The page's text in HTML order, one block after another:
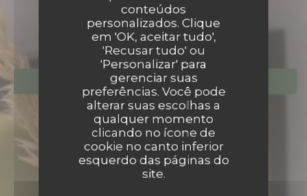
conteúdos
personalizados. Clique
em 'OK, aceitar tudo',
'Recusar tudo' ou
'Personalizar' para
gerenciar suas
preferências. Você pode
alterar suas escolhas a
qualquer momento
clicando no ícone de
cookie no canto inferior
esquerdo das páginas do
site.
LE BISTROT DE LA
|ROUEN
RESERVAR UMA MESA